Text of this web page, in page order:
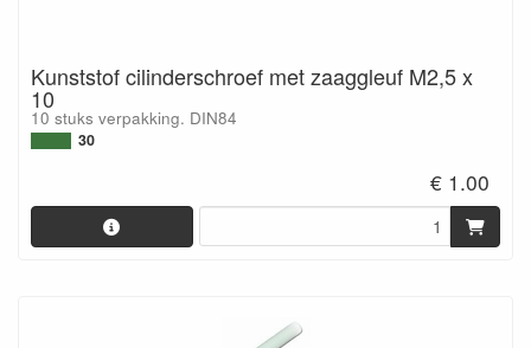
Kunststof cilinderschroef met zaaggleuf M2,5 x
10
10 stuks verpakking. DIN84
30
€ 1.00